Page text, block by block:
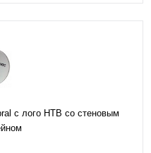
с лого НТВ со стеновым